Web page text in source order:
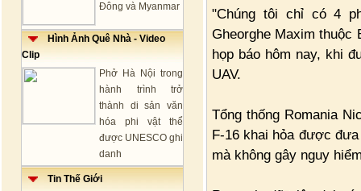
Đông và Myanmar
Hình Ảnh Quê Nhà - Video
Clip
Phở Hà Nội trong
hành trình trở
thành di sản văn
hóa phi vật thể
được UNESCO ghi
danh
Tin Thế Giới
"Chúng tôi chỉ có 4
Gheorghe Maxim thuộc
họp báo hôm nay, khi
UAV.
Tổng thống Romania
F-16 khai hỏa được
mà không gây nguy